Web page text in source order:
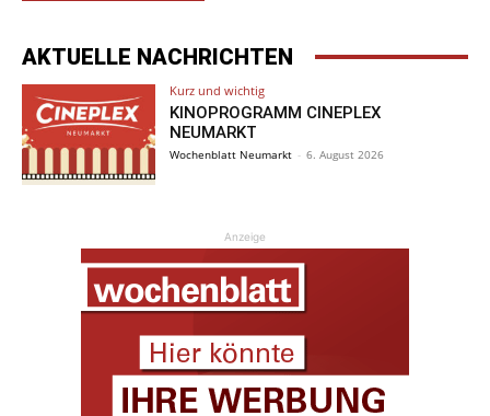
AKTUELLE NACHRICHTEN
Kurz und wichtig
KINOPROGRAMM CINEPLEX
NEUMARKT
Wochenblatt Neumarkt - 6. August 2026
Anzeige